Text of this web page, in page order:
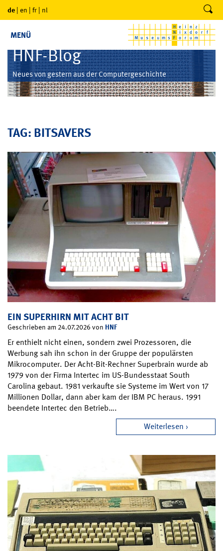
de | en | fr | nl
MENÜ
HNF-Blog
Neues von gestern aus der Computergeschichte
TAG: BITSAVERS
EIN SUPERHIRN MIT ACHT BIT
Geschrieben am 24.07.2026 von HNF
Er enthielt nicht einen, sondern zwei Prozessoren, die
Werbung sah ihn schon in der Gruppe der populärsten
Mikrocomputer. Der Acht-Bit-Rechner Superbrain wurde ab
1979 von der Firma Intertec im US-Bundesstaat South
Carolina gebaut. 1981 verkaufte sie Systeme im Wert von 17
Millionen Dollar, dann aber kam der IBM PC heraus. 1991
beendete Intertec den Betrieb….
Weiterlesen